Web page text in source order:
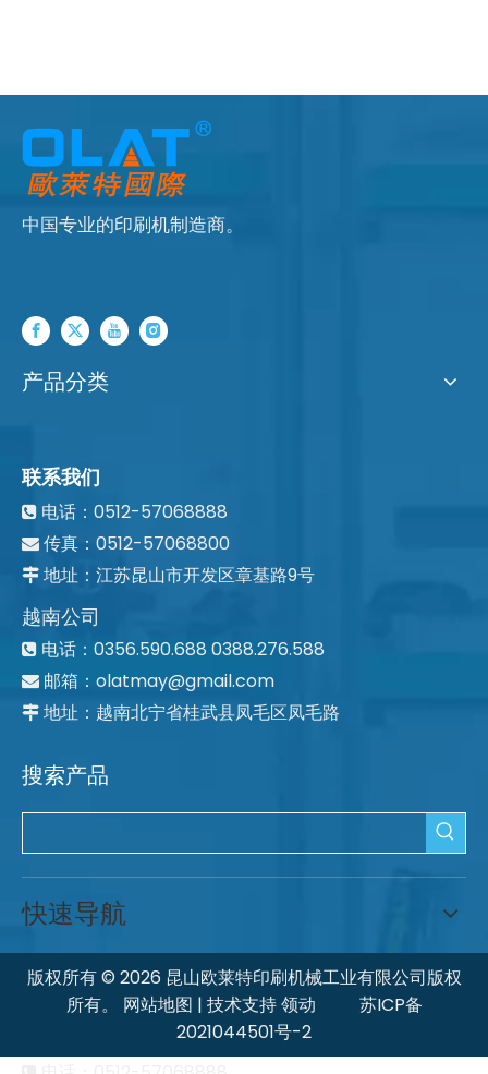
中国专业的印刷机制造商。
产品分类
联系我们
 电话：0512-57068888
 传真：0512-57068800
 地址：江苏昆山市开发区章基路9号
越南公司
 电话：0356.590.688 0388.276.588
 邮箱： olatmay@gmail.com
 地址：越南北宁省桂武县凤毛区凤毛路
搜索产品
快速导航
版权所有 © 2026昆山欧莱特印刷机械工业有限公司版权
所有。 网站地图 | 技术支持领动
苏ICP备
2021044501号-2